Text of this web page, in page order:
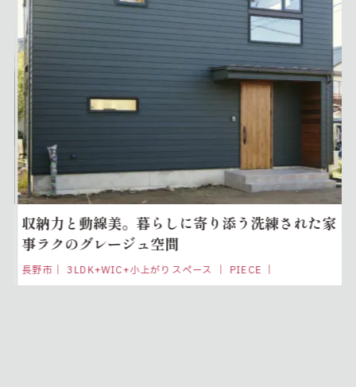
収納力と動線美。暮らしに寄り添う洗練された家
事ラクのグレージュ空間
長野市｜ 3LDK+WIC+小上がりスペース ｜ PIECE ｜